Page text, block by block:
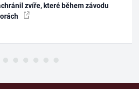
zvíře, které během závodu